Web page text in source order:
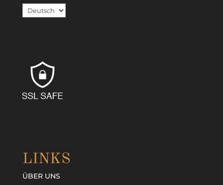
Sprache
auswählen
LINKS
ÜBER UNS